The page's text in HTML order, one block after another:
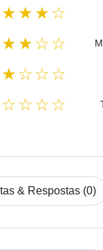
& Respostas (0)